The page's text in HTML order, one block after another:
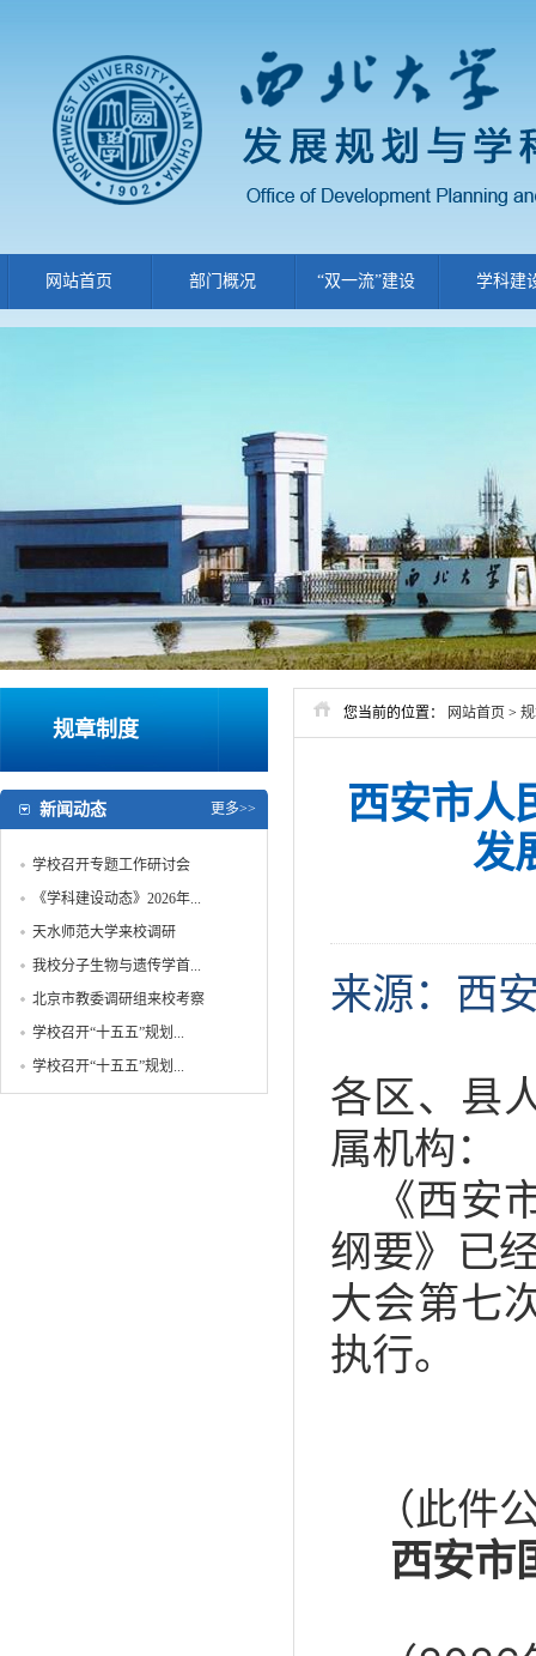
网站首页 部门概况 “双一流”建设 学科建
规章制度
更多>>
新闻动态
学校召开专题工作研讨会
《学科建设动态》2026年...
天水师范大学来校调研
我校分子生物与遗传学首...
北京市教委调研组来校考察
学校召开“十五五”规划...
学校召开“十五五”规划...
您当前的位置： 网站首页 >
西安市人
发
来源：西
各区、县
属机构：
《西安
纲要》已
大会第七
执行。
（此件
西安市